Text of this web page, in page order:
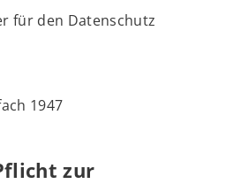
für den Datenschutz
1947
zur